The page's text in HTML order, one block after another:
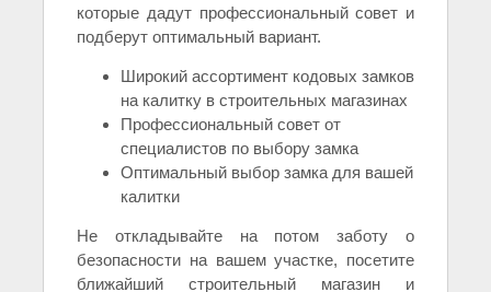
которые дадут профессиональный совет и
подберут оптимальный вариант.
Широкий ассортимент кодовых замков
на калитку в строительных магазинах
Профессиональный совет от
специалистов по выбору замка
Оптимальный выбор замка для вашей
калитки
Не откладывайте на потом заботу о
безопасности на вашем участке, посетите
ближайший строительный магазин и